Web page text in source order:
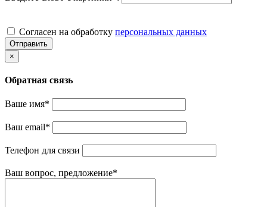
Cогласен на обработку персональных данных
Отправить
×
Обратная связь
Ваше имя*
Ваш email*
Телефон для связи
Ваш вопрос, предложение*